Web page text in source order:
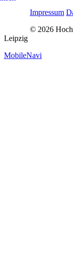
Impressum
© 2026
Leipzig
MobileNavi